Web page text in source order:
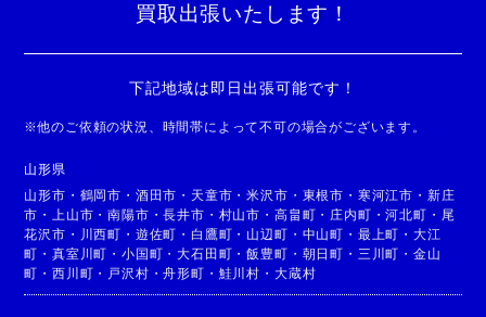
買取出張いたします！
下記地域は即日出張可能です！
※他のご依頼の状況、時間帯によって不可の場合がございます。
山形県
山形市 ・ 鶴岡市 ・ 酒田市 ・ 天童市 ・米沢市 ・ 東根市 ・ 寒河江市 ・ 新庄
市 ・ 上山市 ・南陽市 ・長井市 ・ 村山市 ・ 高畠町 ・ 庄内町 ・河北町 ・ 尾
花沢市 ・ 川西町 ・ 遊佐町 ・ 白鷹町 ・ 山辺町 ・ 中山町 ・ 最上町 ・ 大江
町 ・真室川町 ・小国町 ・大石田町 ・飯豊町 ・ 朝日町 ・ 三川町 ・ 金山
町 ・西川町 ・ 戸沢村 ・舟形町 ・ 鮭川村 ・ 大蔵村